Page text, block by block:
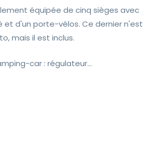
équipée de cinq sièges avec
et d'un porte-vélos. Ce dernier n'est
mais il est inclus.
car : régulateur...